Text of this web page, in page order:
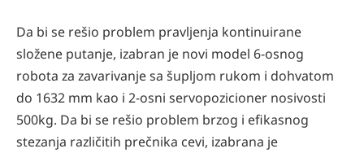
Da bi se rešio problem pravljenja kontinuirane
složene putanje, izabran je novi model 6-osnog
robota za zavarivanje sa šupljom rukom i dohvatom
do 1632 mm kao i 2-osni servopozicioner nosivosti
500kg. Da bi se rešio problem brzog i efikasnog
stezanja različitih prečnika cevi, izabrana je